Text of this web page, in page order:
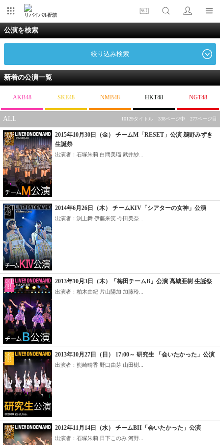
リバイバル配信
公演を検索
絞り込み検索
新着の公演一覧
AKB48 SKE48 NMB48 HKT48 NGT48
ALL 10129タイトル 338ページ中 277ページ目
2015年10月30日（金） チームM「RESET」公演 鵜野みずき
生誕祭
出演者：石塚朱莉 白間美瑠 武井紗...
2014年6月26日（木） チームKIV「シアターの女神」公演
出演者：渕上舞 伊藤来笑 今田美奈...
2013年10月3日（木）「梅田チームB」公演 高城亜樹 生誕祭
出演者：柏木由紀 片山陽加 加藤玲...
2013年10月27日（日） 17:00～ 研究生 「会いたかった」公演
出演者：熊崎晴香 野口由芽 山田樹...
2012年11月14日（水） チームBII「会いたかった」公演
出演者：石塚朱莉 日下このみ 河野...